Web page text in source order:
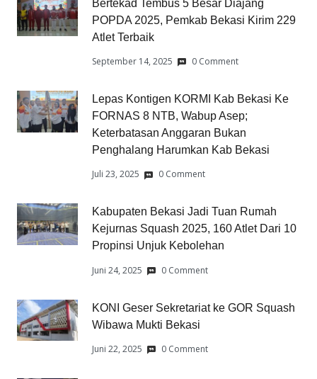
Bertekad Tembus 5 Besar Diajang
POPDA 2025, Pemkab Bekasi Kirim 229
Atlet Terbaik
September 14, 2025 0 Comment
Lepas Kontigen KORMI Kab Bekasi Ke
FORNAS 8 NTB, Wabup Asep;
Keterbatasan Anggaran Bukan
Penghalang Harumkan Kab Bekasi
Juli 23, 2025 0 Comment
Kabupaten Bekasi Jadi Tuan Rumah
Kejurnas Squash 2025, 160 Atlet Dari 10
Propinsi Unjuk Kebolehan
Juni 24, 2025 0 Comment
KONI Geser Sekretariat ke GOR Squash
Wibawa Mukti Bekasi
Juni 22, 2025 0 Comment